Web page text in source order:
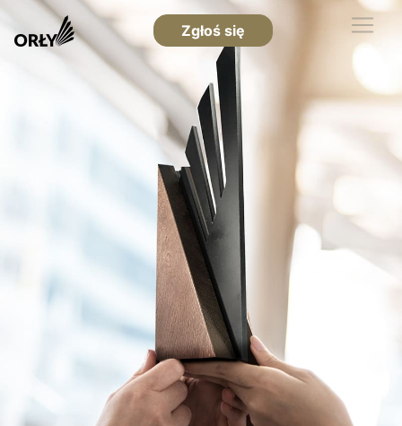
Zgłoś się